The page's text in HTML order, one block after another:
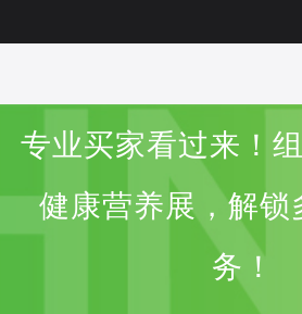
专业买家看过来！
健康营养展，解锁
务！